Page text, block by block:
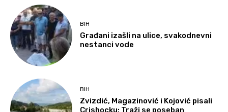
BIH
Građani izašli na ulice, svakodnevni
nestanci vode
BIH
Zvizdić, Magazinović i Kojović pisali
Crishocku: Traži se poseban